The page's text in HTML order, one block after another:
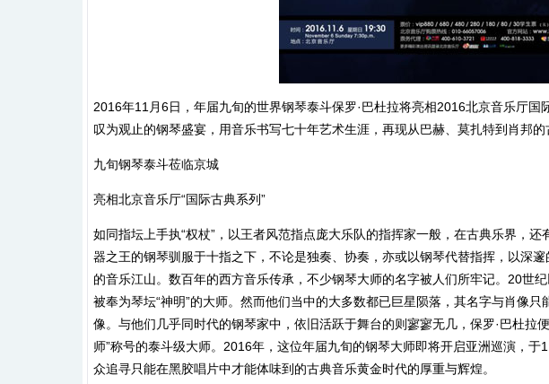
2016年11月6日，年届九旬的世界钢琴泰斗保罗·巴杜拉将亮相2016北京音乐厅国
叹为观止的钢琴盛宴，用音乐书写七十年艺术生涯，再现从巴赫、莫扎特到肖邦的
九旬钢琴泰斗莅临京城
亮相北京音乐厅“国际古典系列”
如同指坛上手执“权杖”，以王者风范指点庞大乐队的指挥家一般，在古典乐界，
器之王的钢琴驯服于十指之下，不论是独奏、协奏，亦或以钢琴代替指挥，以深
的音乐江山。数百年的西方音乐传承，不少钢琴大师的名字被人们所牢记。20世
被奉为琴坛“神明”的大师。然而他们当中的大多数都已巨星陨落，其名字与肖像
像。与他们几乎同时代的钢琴家中，依旧活跃于舞台的则寥寥无几，保罗·巴杜拉
师”称号的泰斗级大师。2016年，这位年届九旬的钢琴大师即将开启亚洲巡演，
众追寻只能在黑胶唱片中才能体味到的古典音乐黄金时代的厚重与辉煌。